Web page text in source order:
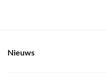
Nieuws